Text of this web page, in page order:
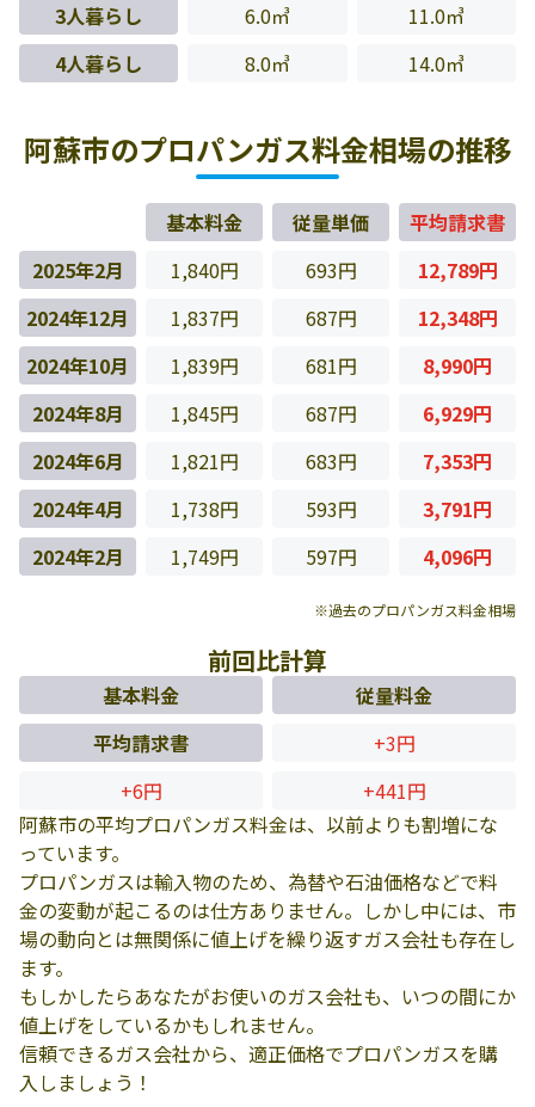
3人暮らし
6.0㎥
11.0㎥
4人暮らし
8.0㎥ 14.0㎥
阿蘇市のプロパンガス料金相場の推移
基本料金 従量単価
平均請求書
2025年2月
1,840円 693円
12,789円
2024年12月
1,837円 687円
12,348円
2024年10月
1,839円 681円
8,990円
2024年8月
1,845円 687円
6,929円
2024年6月
1,821円 683円
7,353円
2024年4月
1,738円 593円
3,791円
2024年2月
1,749円 597円 4,096円
※過去のプロパンガス料金相場
前回比計算
基本料金
従量料金
平均請求書
+3円
+6円
+441円
阿蘇市の平均プロパンガス料金は、以前よりも割増にな
っています。
プロパンガスは輸入物のため、為替や石油価格などで料
金の変動が起こるのは仕方ありません。しかし中には、市
場の動向とは無関係に値上げを繰り返すガス会社も存在し
ます。
もしかしたらあなたがお使いのガス会社も、いつの間にか
値上げをしているかもしれません。
信頼できるガス会社から、適正価格でプロパンガスを購
入しましょう！